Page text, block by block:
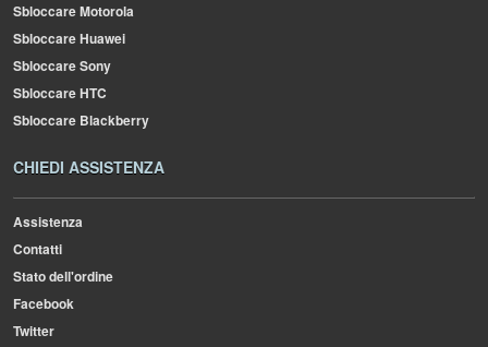
Sbloccare Motorola
Sbloccare Huawei
Sbloccare Sony
Sbloccare HTC
Sbloccare Blackberry
CHIEDI ASSISTENZA
Assistenza
Contatti
Stato dell'ordine
Facebook
Twitter